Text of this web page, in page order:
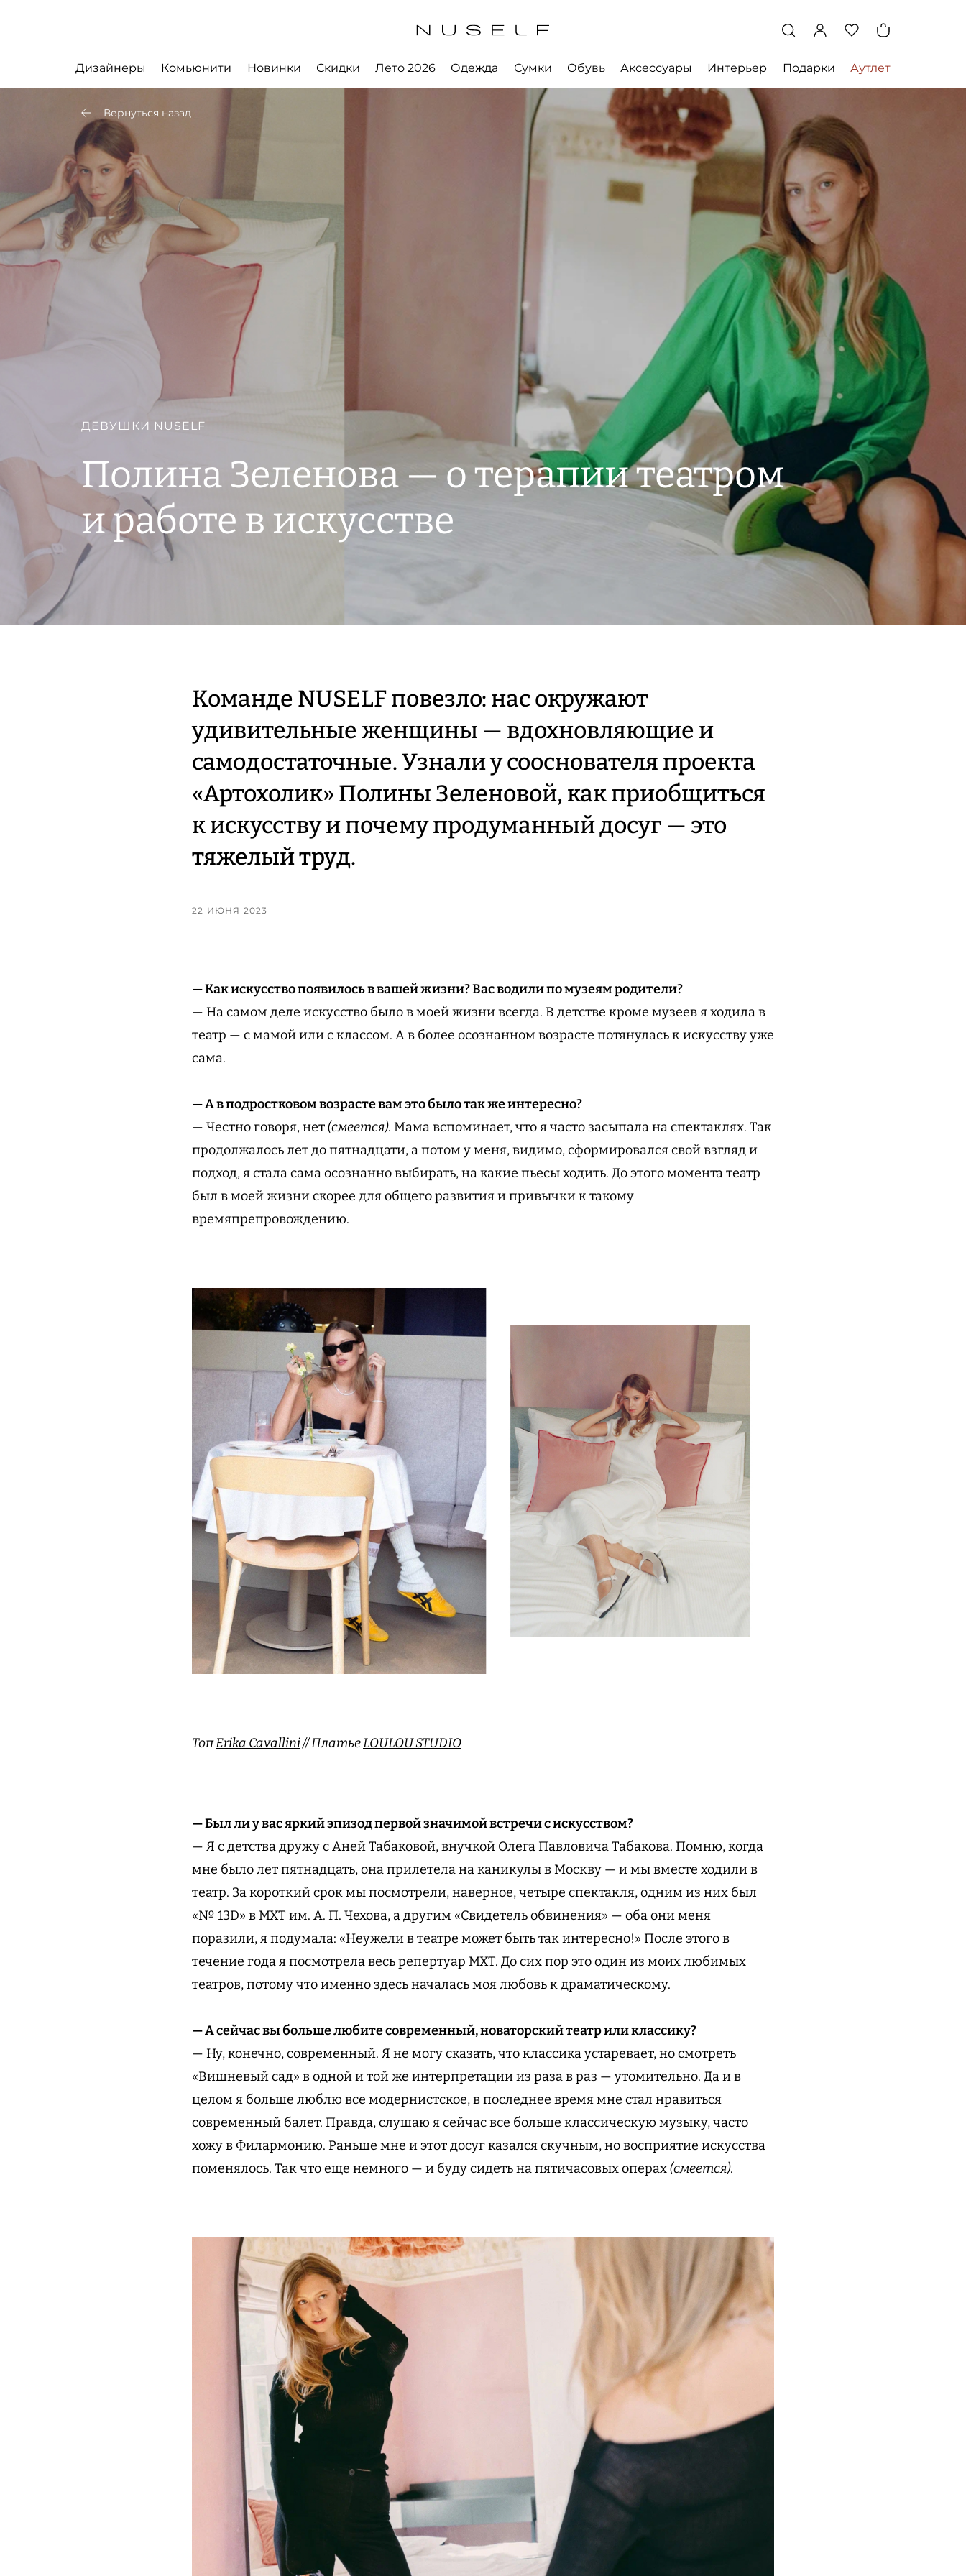
Дизайнеры Комьюнити Новинки Скидки Лето 2026 Одежда Сумки Обувь Аксессуары Интерьер Подарки Аутлет
Вернуться назад
ДЕВУШКИ NUSELF
Полина Зеленова — о терапии театром
и работе в искусстве
Команде NUSELF повезло: нас окружают
удивительные женщины — вдохновляющие и
самодостаточные. Узнали у сооснователя проекта
«Артохолик» Полины Зеленовой, как приобщиться
к искусству и почему продуманный досуг — это
тяжелый труд.
22 ИЮНЯ 2023
— Как искусство появилось в вашей жизни? Вас водили по музеям родители?
— На самом деле искусство было в моей жизни всегда. В детстве кроме музеев я ходила в
театр — с мамой или с классом. А в более осознанном возрасте потянулась к искусству уже
сама.
— А в подростковом возрасте вам это было так же интересно?
— Честно говоря, нет(смеется). Мама вспоминает, что я часто засыпала на спектаклях. Так
продолжалось лет до пятнадцати, а потом у меня, видимо, сформировался свой взгляд и
подход, я стала сама осознанно выбирать, на какие пьесы ходить. До этого момента театр
был в моей жизни скорее для общего развития и привычки к такому
времяпрепровождению.
ТопErika Cavallini// ПлатьеLOULOU STUDIO
— Был ли у вас яркий эпизод первой значимой встречи с искусством?
— Я с детства дружу с Аней Табаковой, внучкой Олега Павловича Табакова. Помню, когда
мне было лет пятнадцать, она прилетела на каникулы в Москву — и мы вместе ходили в
театр. За короткий срок мы посмотрели, наверное, четыре спектакля, одним из них был
«№ 13D» в МХТ им. А. П. Чехова, а другим «Свидетель обвинения» — оба они меня
поразили, я подумала: «Неужели в театре может быть так интересно!» После этого в
течение года я посмотрела весь репертуар МХТ. До сих пор это один из моих любимых
театров, потому что именно здесь началась моя любовь к драматическому.
— А сейчас вы больше любите современный, новаторский театр или классику?
— Ну, конечно, современный. Я не могу сказать, что классика устаревает, но смотреть
«Вишневый сад» в одной и той же интерпретации из раза в раз — утомительно. Да и в
целом я больше люблю все модернистское, в последнее время мне стал нравиться
современный балет. Правда, слушаю я сейчас все больше классическую музыку, часто
хожу в Филармонию. Раньше мне и этот досуг казался скучным, но восприятие искусства
поменялось. Так что еще немного — и буду сидеть на пятичасовых операх(смеется).